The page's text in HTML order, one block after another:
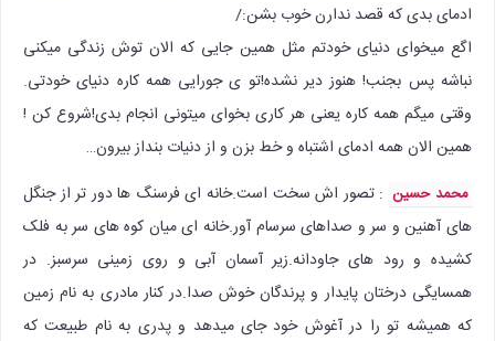
ادمای بدی که قصد ندارن خوب بشن:/
اگع میخوای دنیای خودتم مثل همین جایی که الان توش زندگی میکنی
نباشه پس بجنب! هنوز دیر نشده!تو ی جورایی همه کاره دنیای خودتی.
وقتی میگم همه کاره یعنی هر کاری بخوای میتونی انجام بدی!شروع کن !
همین الان همه ادمای اشتباه و خط بزن و از دنیات بنداز بیرون…
محمد حسین : تصور اش سخت است.خانه ای فرسنگ ها دور تر از جنگل
های آهنین و سر و صداهای سرسام آور.خانه ای میان کوه های سر به فلک
کشیده و رود های جاودانه.زیر آسمان آبی و روی زمینی سرسبز. در
همسایگی درختان پایدار و پرندگان خوش صدا.در کنار مادری به نام زمین
که همیشه تو را در آغوش خود جای میدهد و پدری به نام طبیعت که